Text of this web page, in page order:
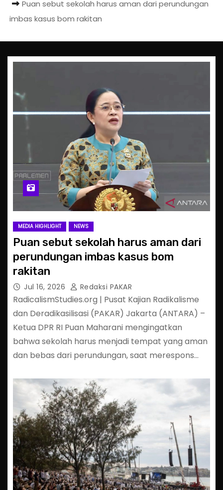
Puan sebut sekolah harus aman dari perundungan
imbas kasus bom rakitan
MEDIA HIGHLIGHT NEWS
Puan sebut sekolah harus aman dari
perundungan imbas kasus bom
rakitan
Jul 16, 2026 Redaksi PAKAR
RadicalismStudies.org | Pusat Kajian Radikalisme
dan Deradikasilisasi (PAKAR) Jakarta (ANTARA) –
Ketua DPR RI Puan Maharani mengingatkan
bahwa sekolah harus menjadi tempat yang aman
dan bebas dari perundungan, saat merespons…